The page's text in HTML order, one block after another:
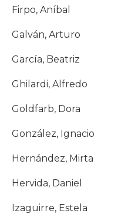
Firpo, Aníbal
Galván, Arturo
García, Beatriz
Ghilardi, Alfredo
Goldfarb, Dora
González, Ignacio
Hernández, Mirta
Hervida, Daniel
Izaguirre, Estela